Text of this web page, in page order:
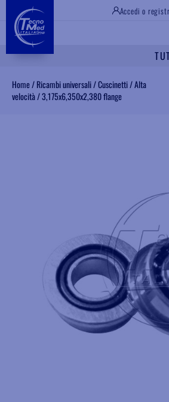
Accedi o
Home/ Ricambi universali/Cuscinetti/Alta
velocità/3,175x6,350x2,380 flange